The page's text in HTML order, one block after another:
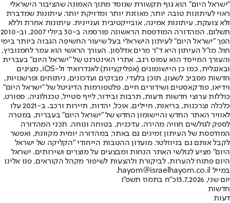
"ישראל היום" הוא גוף תקשורת שנוסד מתוך האמונה שהציבור הישראלי
ראוי לעיתונות טובה יותר, מאוזנת יותר ומדויקת יותר. עיתונות שמדברת
ולא צועקת. עיתונות אמינה, אובייקטיבית ועניינית. עיתונות אחרת וללא
תשלום. המהדורה המודפסת הראשונה פורסמה ב-30 ביולי 2007, וב-2010
הפך "ישראל היום" לעיתון הישראלי בעל שיעור החשיפה הגבוה ביותר בימי
חול. מו"ל העיתון היא ד"ר מרים אדלסון. העורך הראשי הוא עמר לחמנוביץ,
והעורך המייסד הוא עמוס רגב. אתרי האינטרנט של "ישראל היום" בעברית
ובאנגלית, כמו כן היישומונים (אפליקציות) לאנדרואיד ול-iOS, מציגים
חדשות מסביב לשעון, תוכן בלעדי, מבזקים ועדכונים, ניתוחים ופרשנויות,
וידיאו, פודקאסטים ושידורים חיים. פלטפורמות הדיגיטל של "ישראל היום"
כוללות ערוצי חדשות ודעות, תרבות ובידור, לייף סטייל, טכנולוגיה, ספורט,
כלכלה וצרכנות, בריאות, חיילים, אוכל, יהדות, תיירות ורכב. ב-2021 עלו
לאוויר האתר החדש והיישומון החדש של "ישראל היום" בעברית, במטרה
לספק לגולשים חוויה מהירה, עדכנית, בטוחה ונוחה. תכני המהדורה
המודפסת של העיתון זמינים גם באתר, במהדורה יומית מקוונת, ואפשר
לקבל אותם גם בניוזלטר. מועדון ההטבות הייחודי "הקליקה של ישראל
היום" מציע לגולשי האתר הנחות ומבצעים על מוצרים ושירותים. ישראל
היום פתוח להערות, לביקורת ולהצעות לשיפור מקהל הקוראים. פנו אלינו
במייל hayom@israelhayom.co.il.
יום שני, 13.7.2026
כ"ח בתמוז תשפ"ו
חדשות
דעות